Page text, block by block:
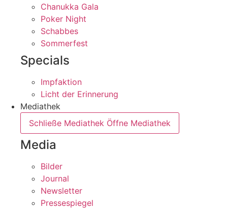
Chanukka Gala
Poker Night
Schabbes
Sommerfest
Specials
Impfaktion
Licht der Erinnerung
Mediathek
Schließe Mediathek Öffne Mediathek
Media
Bilder
Journal
Newsletter
Pressespiegel